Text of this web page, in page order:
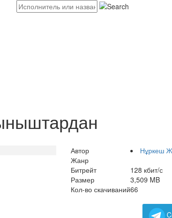
Автор
Нұркеш
Жанр
Битрейт
128 кбит/с
Размер
3,509 MB
Кол-во скачиваний66